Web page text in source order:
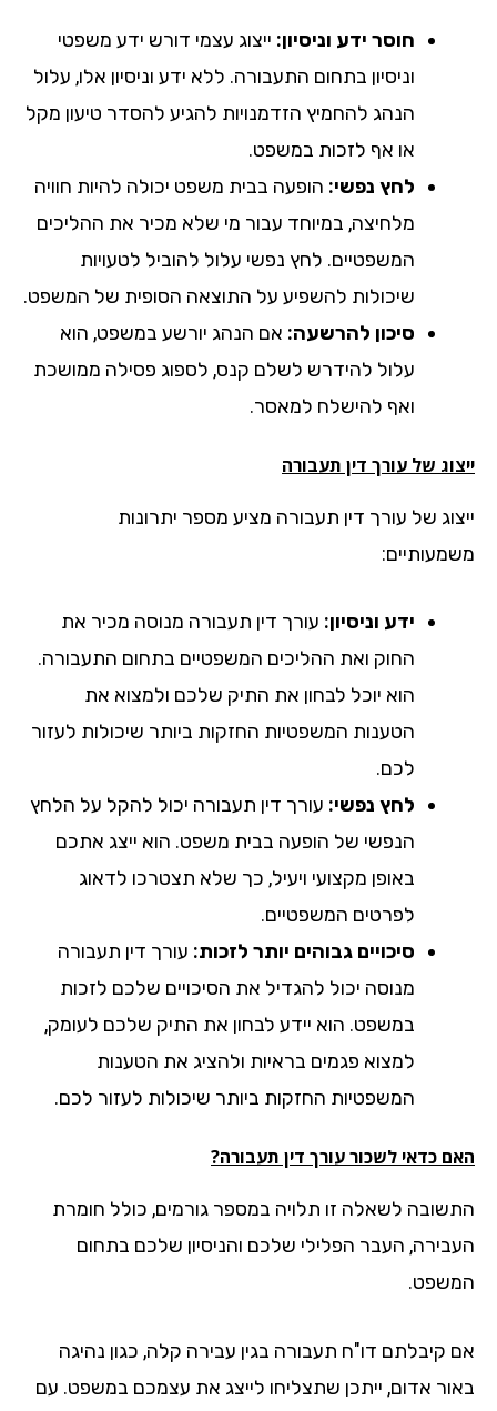
חוסר ידע וניסיון:ייצוג עצמי דורש ידע משפטי
וניסיון בתחום התעבורה. ללא ידע וניסיון אלו, עלול
הנהג להחמיץ הזדמנויות להגיע להסדר טיעון מקל
או אף לזכות במשפט.
לחץ נפשי:הופעה בבית משפט יכולה להיות חוויה
מלחיצה, במיוחד עבור מי שלא מכיר את ההליכים
המשפטיים. לחץ נפשי עלול להוביל לטעויות
שיכולות להשפיע על התוצאה הסופית של המשפט.
סיכון להרשעה:אם הנהג יורשע במשפט, הוא
עלול להידרש לשלם קנס, לספוג פסילה ממושכת
ואף להישלח למאסר.
של עורך דין תעבורה
של עורך דין תעבורה מציע מספר יתרונות
ידע וניסיון:עורך דין תעבורה מנוסה מכיר את
החוק ואת ההליכים המשפטיים בתחום התעבורה.
הוא יוכל לבחון את התיק שלכם ולמצוא את
הטענות המשפטיות החזקות ביותר שיכולות לעזור
לחץ נפשי:עורך דין תעבורה יכול להקל על הלחץ
הנפשי של הופעה בבית משפט. הוא ייצג אתכם
באופן מקצועי ויעיל, כך שלא תצטרכו לדאוג
לפרטים המשפטיים.
סיכויים גבוהים יותר לזכות:עורך דין תעבורה
מנוסה יכול להגדיל את הסיכויים שלכם לזכות
במשפט. הוא יידע לבחון את התיק שלכם לעומק,
למצוא פגמים בראיות ולהציג את הטענות
המשפטיות החזקות ביותר שיכולות לעזור לכם.
כדאי לשכור עורך דין תעבורה?
לשאלה זו תלויה במספר גורמים, כולל חומרת
העבר הפלילי שלכם והניסיון שלכם בתחום
קיבלתם דו"ח תעבורה בגין עבירה קלה, כגון נהיגה
אדום, ייתכן שתצליחו לייצג את עצמכם במשפט. עם